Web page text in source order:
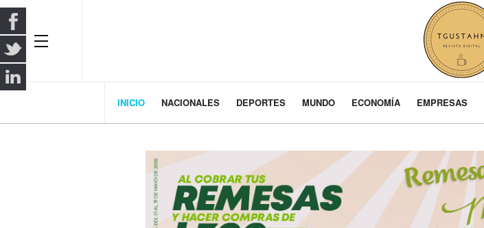
INICIO NACIONALES DEPORTES MUNDO ECONOMÍA EMPRESAS